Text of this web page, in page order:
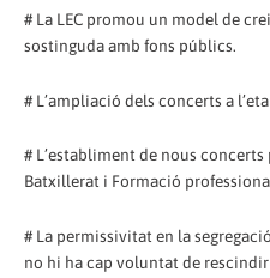
# La LEC promou un model de
sostinguda amb fons públics.
# L’ampliació dels concerts a
# L’establiment de nous
Batxillerat i Formació
# La permissivitat en la
no hi ha cap voluntat de